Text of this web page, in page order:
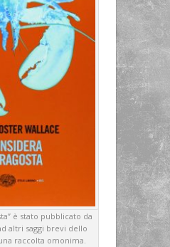
è stato pubblicato da
altri saggi brevi dello
raccolta omonima.